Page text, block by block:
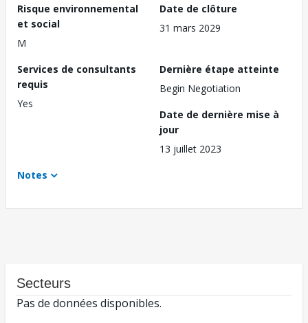
Risque environnemental
et social
M
Date de clôture
31 mars 2029
Services de consultants
requis
Yes
Dernière étape atteinte
Begin Negotiation
Date de dernière mise à
jour
13 juillet 2023
Notes
Secteurs
Pas de données disponibles.